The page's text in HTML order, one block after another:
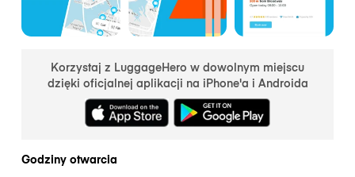
Korzystaj z LuggageHero w dowolnym miejscu
dzięki oficjalnej aplikacji na iPhone'a i Androida
Godziny otwarcia